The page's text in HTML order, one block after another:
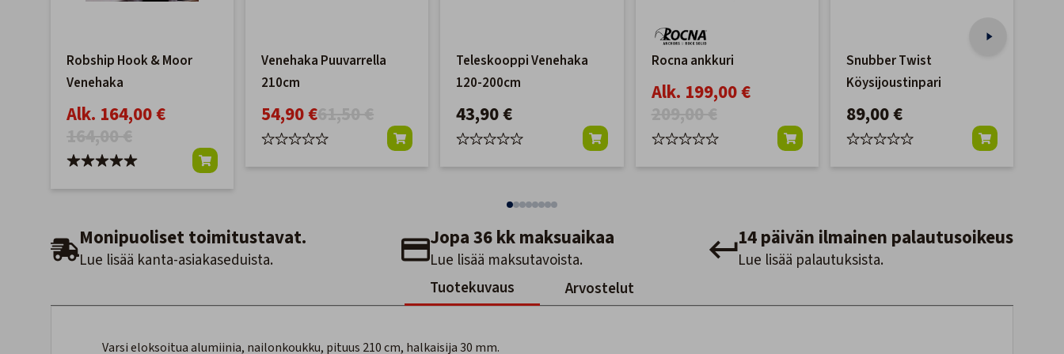
Robship Hook & Moor
Venehaka
Alk. 164,00 €
Venehaka Puuvarrella
210cm
54,90 €
Teleskooppi Venehaka
120-200cm
43,90 €
Rocna ankkuri
Alk. 199,00 €
Snubber Twist
Köysijoustinpari
89,00 €
Monipuoliset toimitustavat.
Lue lisää kanta-asiakaseduista.
Jopa 36 kk maksuaikaa
Lue lisää maksutavoista.
14 päivän ilmainen palautusoikeus
Lue lisää palautuksista.
Tuotekuvaus
Arvostelut
Varsi eloksoitua alumiinia, nailonkoukku, pituus 210 cm, halkaisija 30 mm.